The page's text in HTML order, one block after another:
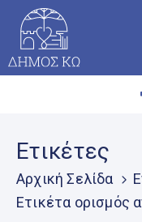
Δήμος
Το
Νησί
Ετικέτες
Αρχική Σελίδα
Ετικέτα ορισμός